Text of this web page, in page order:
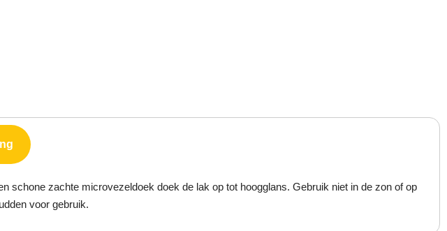
schone zachte microvezeldoek doek de lak op tot hoogglans. Gebruik niet in de zon of op
voor gebruik.